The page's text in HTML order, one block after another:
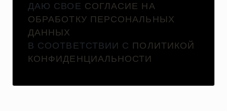
ДАЮ СВОЕ СОГЛАСИЕ НА
ОБРАБОТКУ ПЕРСОНАЛЬНЫХ
ДАННЫХ
В СООТВЕТСТВИИ С ПОЛИТИКОЙ
КОНФИДЕНЦИАЛЬНОСТИ